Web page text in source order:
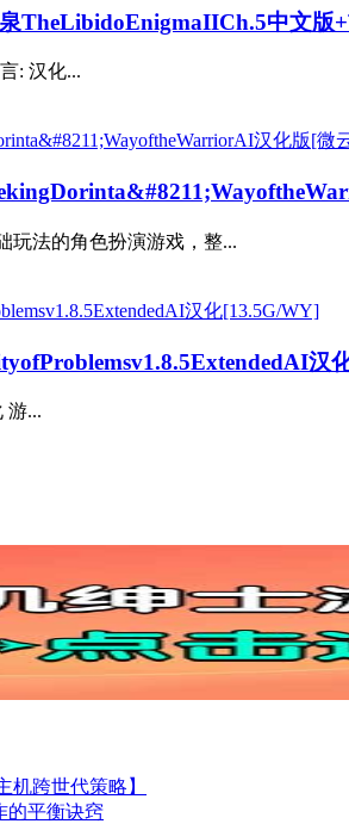
TheLibidoEnigmaIICh.5中文版
: 汉化...
玩法的角色扮演游戏，整...
汉
游...
跨世代策略】
的平衡诀窍